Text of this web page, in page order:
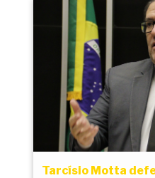
Tarcísio Motta